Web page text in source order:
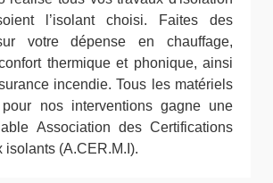
l’isolant choisi. Faites des
votre dépense en chauffage,
thermique et phonique, ainsi
incendie. Tous les matériels
nos interventions gagne une
Association des Certifications
isolants (A.CER.M.I).